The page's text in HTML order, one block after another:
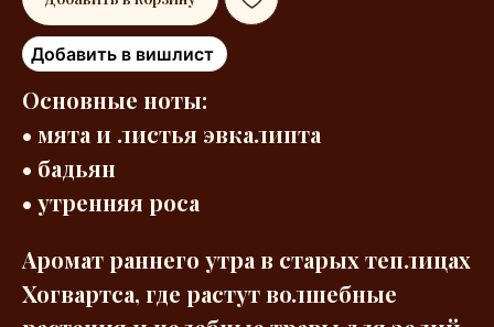
Добавить в вишлист
Основные ноты:
• мята и листья эвкалипта
• бадьян
• утренняя роса
Аромат раннего утра в старых теплицах
Хогвартса, где растут волшебные